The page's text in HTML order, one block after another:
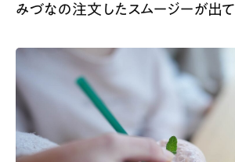
みづなの注文したスムージーが出て